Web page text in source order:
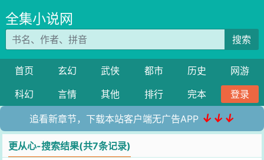
全集小说网
搜索
首页 玄幻 武侠 都市 历史
网游
科幻
言情 其他 排行 完本 登录
追看新章节，下载本站客户端无广告APP ↓↓↓
更从心-搜索结果(共7条记录)